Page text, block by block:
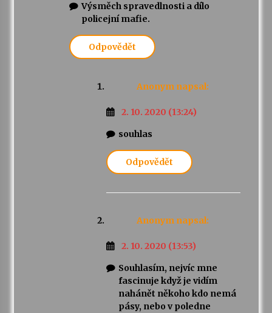
Výsměch spravedlnosti a dílo
policejní mafie.
Odpovědět
Anonym napsal:
2. 10. 2020 (13:24)
souhlas
Odpovědět
Anonym napsal:
2. 10. 2020 (13:53)
Souhlasím, nejvíc mne
fascinuje když je vidím
nahánět někoho kdo nemá
pásy, nebo v poledne